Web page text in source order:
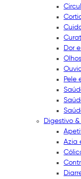
Dor
Pele
Digestivo &
Azia